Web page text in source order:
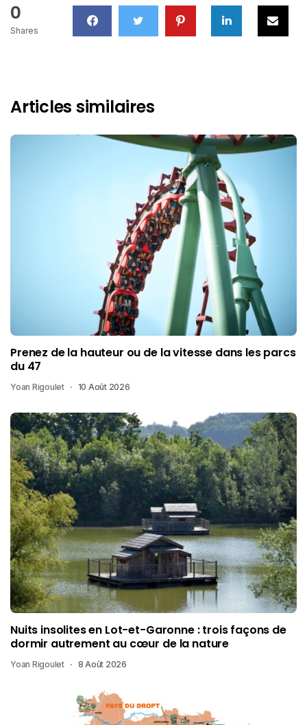
0
Shares
Articles similaires
Prenez de la hauteur ou de la vitesse dans les parcs
du 47
Yoan Rigoulet 10 Août 2026
Nuits insolites en Lot-et-Garonne : trois façons de
dormir autrement au cœur de la nature
Yoan Rigoulet 8 Août 2026